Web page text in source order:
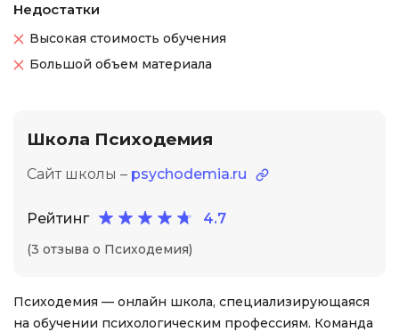
Недостатки
Высокая стоимость обучения
Большой объем материала
Школа Психодемия
Сайт школы – psychodemia.ru
Рейтинг 4.7
(3 отзыва о Психодемия)
Психодемия — онлайн школа, специализирующаяся
на обучении психологическим профессиям. Команда